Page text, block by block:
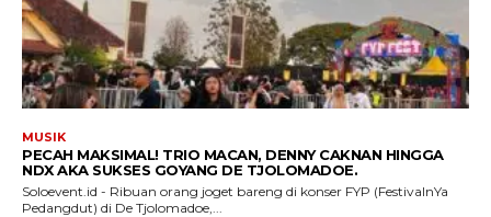
MUSIK
PECAH MAKSIMAL! TRIO MACAN, DENNY CAKNAN HINGGA
NDX AKA SUKSES GOYANG DE TJOLOMADOE.
Soloevent.id - Ribuan orang joget bareng di konser FYP (FestivalnYa
Pedangdut) di De Tjolomadoe,...